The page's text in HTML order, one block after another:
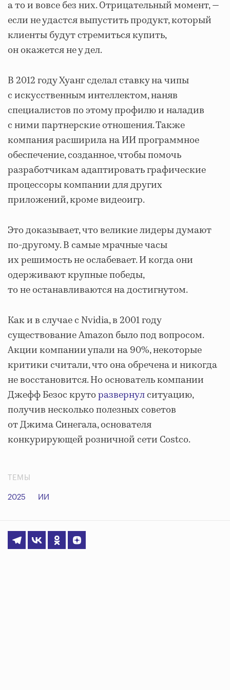
а то и вовсе без них. Отрицательный момент, —
если не удастся выпустить продукт, который
клиенты будут стремиться купить,
он окажется не у дел.
В 2012 году Хуанг сделал ставку на чипы
с искусственным интеллектом, наняв
специалистов по этому профилю и наладив
с ними партнерские отношения. Также
компания расширила на ИИ программное
обеспечение, созданное, чтобы помочь
разработчикам адаптировать графические
процессоры компании для других
приложений, кроме видеоигр.
Это доказывает, что великие лидеры думают
по-другому. В самые мрачные часы
их решимость не ослабевает. И когда они
одерживают крупные победы,
то не останавливаются на достигнутом.
Как и в случае с Nvidia, в 2001 году
существование Amazon было под вопросом.
Акции компании упали на 90%, некоторые
критики считали, что она обречена и никогда
не восстановится. Но основатель компании
Джефф Безос круторазвернулситуацию,
получив несколько полезных советов
от Джима Синегала, основателя
конкурирующей розничной сети Costco.
ТЕМЫ
2025 ИИ